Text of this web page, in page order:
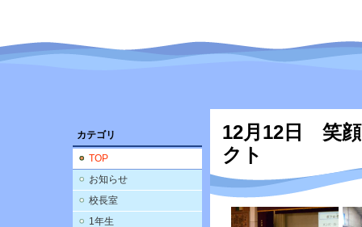
カテゴリ
TOP
お知らせ
校長室
1年生
12月12日 笑
クト